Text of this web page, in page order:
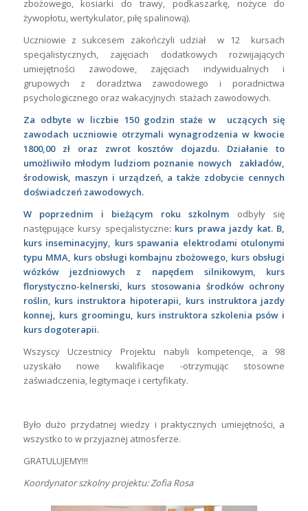
zbożowego, kosiarki do trawy, podkaszarkę, nożyce do
żywopłotu, wertykulator, piłę spalinową).
Uczniowie z sukcesem zakończyli udział w 12 kursach
specjalistycznych, zajęciach dodatkowych rozwijających
umiejętności zawodowe, zajęciach indywidualnych i
grupowych z doradztwa zawodowego i poradnictwa
psychologicznego oraz wakacyjnych stażach zawodowych.
Za odbyte w liczbie 150 godzin staże w uczących się
zawodach uczniowie otrzymali wynagrodzenia w kwocie
1800,00 zł oraz zwrot kosztów dojazdu. Działanie to
umożliwiło młodym ludziom poznanie nowych zakładów,
środowisk, maszyn i urządzeń, a także zdobycie cennych
doświadczeń zawodowych.
W poprzednim i bieżącym roku szkolnym odbyły się
następujące kursy specjalistyczne: kurs prawa jazdy kat. B,
kurs inseminacyjny, kurs spawania elektrodami otulonymi
typu MMA, kurs obsługi kombajnu zbożowego, kurs obsługi
wózków jezdniowych z napędem silnikowym, kurs
florystyczno-kelnerski, kurs stosowania środków ochrony
roślin, kurs instruktora hipoterapii, kurs instruktora jazdy
konnej, kurs groomingu, kurs instruktora szkolenia psów i
kurs dogoterapii.
Wszyscy Uczestnicy Projektu nabyli kompetencje, a 98
uzyskało nowe kwalifikacje -otrzymując stosowne
zaświadczenia, legitymacje i certyfikaty.
Było dużo przydatnej wiedzy i praktycznych umiejętności, a
wszystko to w przyjaznej atmosferze.
GRATULUJEMY!!!
Koordynator szkolny projektu: Zofia Rosa